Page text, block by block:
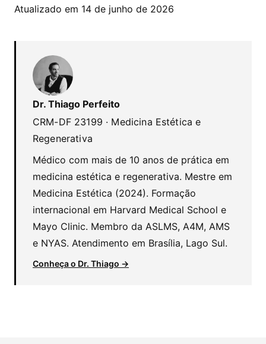
Atualizado em 14 de junho de 2026
Dr. Thiago Perfeito
CRM-DF 23199 · Medicina Estética e
Regenerativa
Médico com mais de 10 anos de prática em
medicina estética e regenerativa. Mestre em
Medicina Estética (2024). Formação
internacional em Harvard Medical School e
Mayo Clinic. Membro da ASLMS, A4M, AMS
e NYAS. Atendimento em Brasília, Lago Sul.
Conheça o Dr. Thiago →